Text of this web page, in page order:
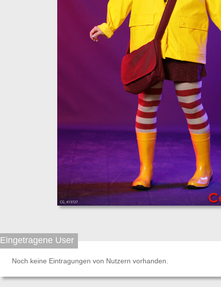
Eingetragene User
Noch keine Eintragungen von Nutzern vorhanden.